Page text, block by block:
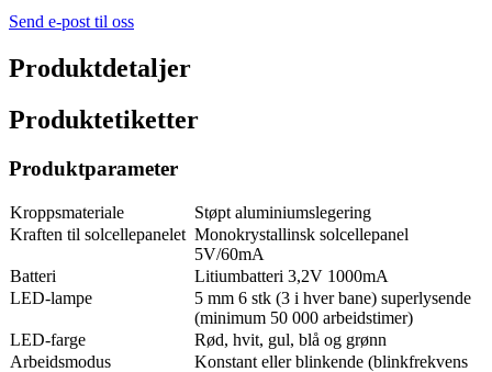
Send e-post til oss
Produktdetaljer
Produktetiketter
Produktparameter
Kroppsmateriale
Støpt aluminiumslegering
Kraften til solcellepanelet Monokrystallinsk solcellepanel
5V/60mA
Batteri
Litiumbatteri 3,2V 1000mA
LED-lampe
5 mm 6 stk (3 i hver bane) superlysende
(minimum 50 000 arbeidstimer)
LED-farge
Rød, hvit, gul, blå og grønn
Arbeidsmodus
Konstant eller blinkende (blinkfrekvens